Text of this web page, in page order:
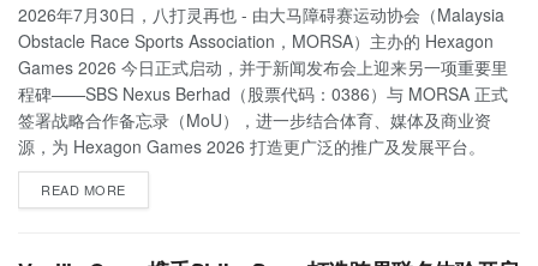
2026年7月30日，八打灵再也 - 由大马障碍赛运动协会（Malaysia
Obstacle Race Sports Association，MORSA）主办的 Hexagon
Games 2026 今日正式启动，并于新闻发布会上迎来另一项重要里
程碑——SBS Nexus Berhad（股票代码：0386）与 MORSA 正式
签署战略合作备忘录（MoU），进一步结合体育、媒体及商业资
源，为 Hexagon Games 2026 打造更广泛的推广及发展平台。
READ MORE